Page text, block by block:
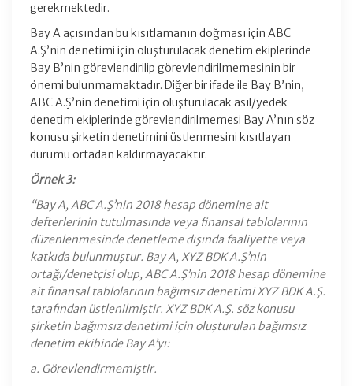
gerekmektedir.
Bay A açısından bu kısıtlamanın doğması için ABC
A.Ş’nin denetimi için oluşturulacak denetim ekiplerinde
Bay B’nin görevlendirilip görevlendirilmemesinin bir
önemi bulunmamaktadır. Diğer bir ifade ile Bay B’nin,
ABC A.Ş’nin denetimi için oluşturulacak asıl/yedek
denetim ekiplerinde görevlendirilmemesi Bay A’nın söz
konusu şirketin denetimini üstlenmesini kısıtlayan
durumu ortadan kaldırmayacaktır.
Örnek 3:
“Bay A, ABC A.Ş’nin 2018 hesap dönemine ait
defterlerinin tutulmasında veya finansal tablolarının
düzenlenmesinde denetleme dışında faaliyette veya
katkıda bulunmuştur. Bay A, XYZ BDK A.Ş’nin
ortağı/denetçisi olup, ABC A.Ş’nin 2018 hesap dönemine
ait finansal tablolarının bağımsız denetimi XYZ BDK A.Ş.
tarafından üstlenilmiştir. XYZ BDK A.Ş. söz konusu
şirketin bağımsız denetimi için oluşturulan bağımsız
denetim ekibinde Bay A’yı:
a. Görevlendirmemiştir.